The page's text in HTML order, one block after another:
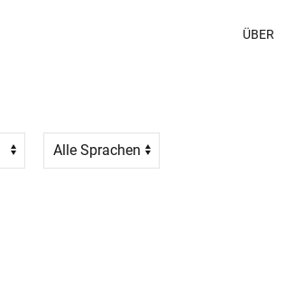
ÜBER